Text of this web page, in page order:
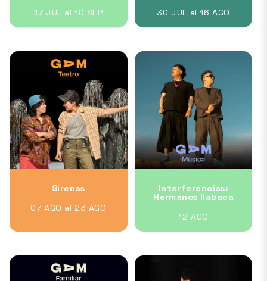
17 JUL al 10 SEP
30 JUL al 16 AGO
Sirenas
07 AGO al 23 AGO
Interferencias:
Hermanos Ilabaca
12 AGO